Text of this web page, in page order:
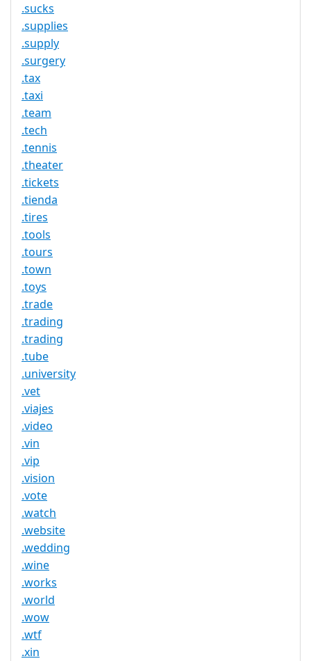
.sucks
.supplies
.supply
.surgery
.tax
.taxi
.team
.tech
.tennis
.theater
.tickets
.tienda
.tires
.tools
.tours
.town
.toys
.trade
.trading
.trading
.tube
.university
.vet
.viajes
.video
.vin
.vip
.vision
.vote
.watch
.website
.wedding
.wine
.works
.world
.wow
.wtf
.xin